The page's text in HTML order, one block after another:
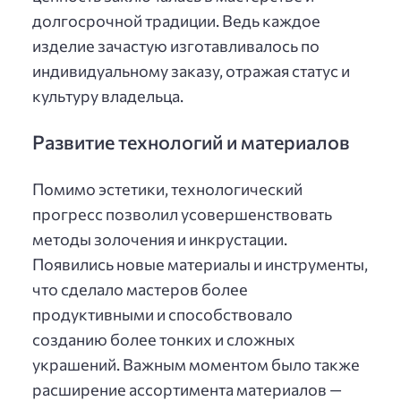
долгосрочной традиции. Ведь каждое
изделие зачастую изготавливалось по
индивидуальному заказу, отражая статус и
культуру владельца.
Развитие технологий и материалов
Помимо эстетики, технологический
прогресс позволил усовершенствовать
методы золочения и инкрустации.
Появились новые материалы и инструменты,
что сделало мастеров более
продуктивными и способствовало
созданию более тонких и сложных
украшений. Важным моментом было также
расширение ассортимента материалов —